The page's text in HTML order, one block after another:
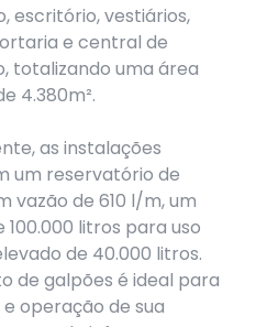
escritório, vestiários,
e central de
totalizando uma área
4.380m².
as instalações
um reservatório de
vazão de 610 l/m, um
litros para uso
de 40.000 litros.
de galpões é ideal para
operação de sua